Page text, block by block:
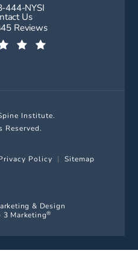
Call New York Spine Institute on
444-NYSI
Us
Institute reviews:
Reviews
Institute.
Policy Sitemap
& Design
3 Marketing®